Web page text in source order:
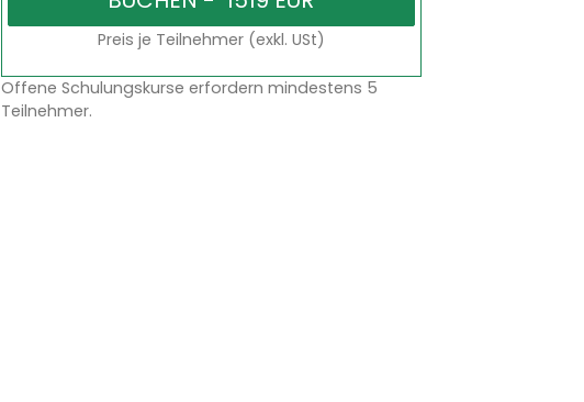
Preis je Teilnehmer (exkl. USt)
Offene Schulungskurse erfordern mindestens 5
Teilnehmer.